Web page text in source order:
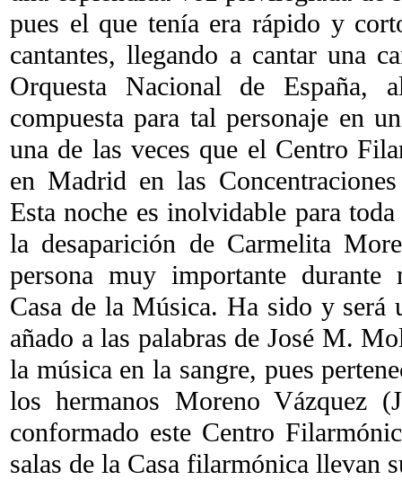
pues el que tenía era rápido y
cantantes, llegando a cantar una
Orquesta Nacional de España,
compuesta para tal personaje en
una de las veces que el Centro
en Madrid en las
Esta noche es inolvidable para
la desaparición de Carmelita
persona muy importante durante
Casa de la Música. Ha sido y
añado a las palabras de José M.
la música en la sangre, pues
los hermanos Moreno Vázquez
conformado este Centro
salas de la Casa filarmónica llevan